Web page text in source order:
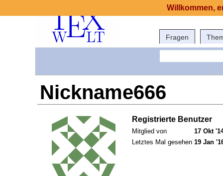
Fragen
Nickname666
Registrierte Benutzer
Mitglied von
17 Okt
Letztes Mal gesehen 19 Jan
Willkommen,